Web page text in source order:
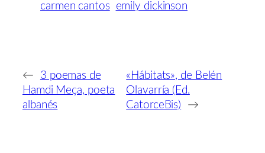
carmen cantos emily dickinson
←
3 poemas de
Hamdi Meça, poeta
albanés
«Hábitats», de Belén
Olavarría (Ed.
CatorceBis)
→